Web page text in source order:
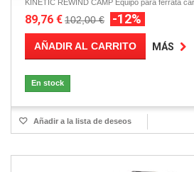
KINETIC REWIND CAMP Equipo para ferrata
89,76 €102,00 € -12%
AÑADIR AL CARRITO MÁS
En stock
Añadir a la lista de deseos